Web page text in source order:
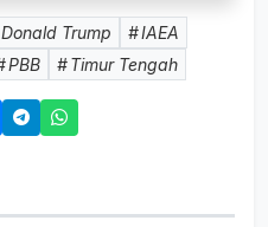
Donald Trump
IAEA
PBB Timur Tengah